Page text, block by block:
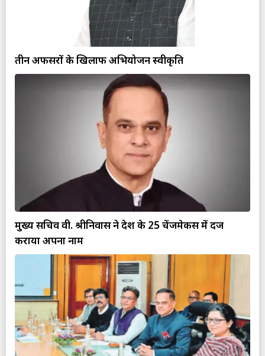
तीन अफसरों के खिलाफ अभियोजन स्वीकृति
मुख्य सचिव वी. श्रीनिवास ने देश के 25 चेंजमेकर्स में दर्ज
कराया अपना नाम